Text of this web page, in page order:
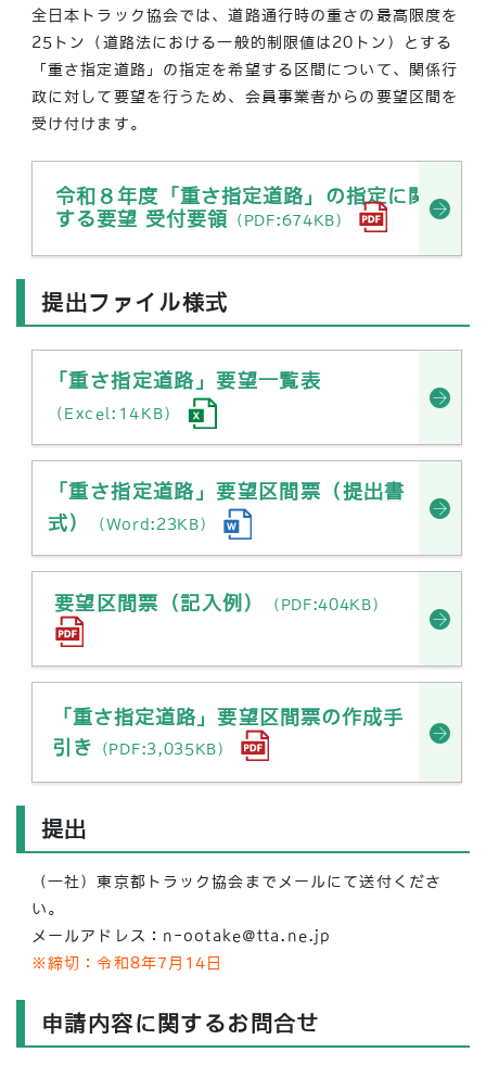
全日本トラック協会では、道路通行時の重さの最高限度を
25トン（道路法における一般的制限値は20トン）とする
「重さ指定道路」の指定を希望する区間について、関係行
政に対して要望を行うため、会員事業者からの要望区間を
受け付けます。
令和８年度「重さ指定道路」の指定に関
する要望 受付要領 （PDF:674KB）
提出ファイル様式
「重さ指定道路」要望一覧表
（Excel:14KB）
「重さ指定道路」要望区間票（提出書
式）
（Word:23KB）
要望区間票（記入例） （PDF:404KB）
「重さ指定道路」要望区間票の作成手
引き
（PDF:3,035KB）
提出
（一社）東京都トラック協会までメールにて送付くださ
い。
メールアドレス：n-ootake@tta.ne.jp
※締切：令和8年7月14日
申請内容に関するお問合せ